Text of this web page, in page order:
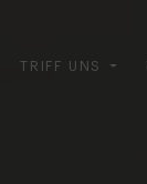
TRIFF UNS